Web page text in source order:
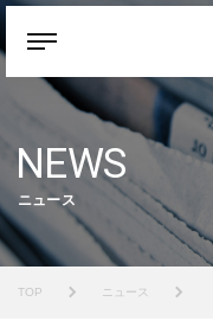
NEWS
ニュース
TOP ニュース